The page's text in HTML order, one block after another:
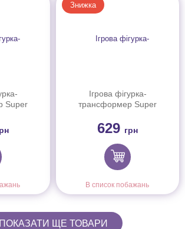
Super
Знижка
Ігрова фігурка-
трансформер Super
Pet Золотий Хлопчик
улюбленець (Golden Boy
pet)
629 грн
В список побажань
ПОКАЗАТИ ЩЕ ТОВАРИ